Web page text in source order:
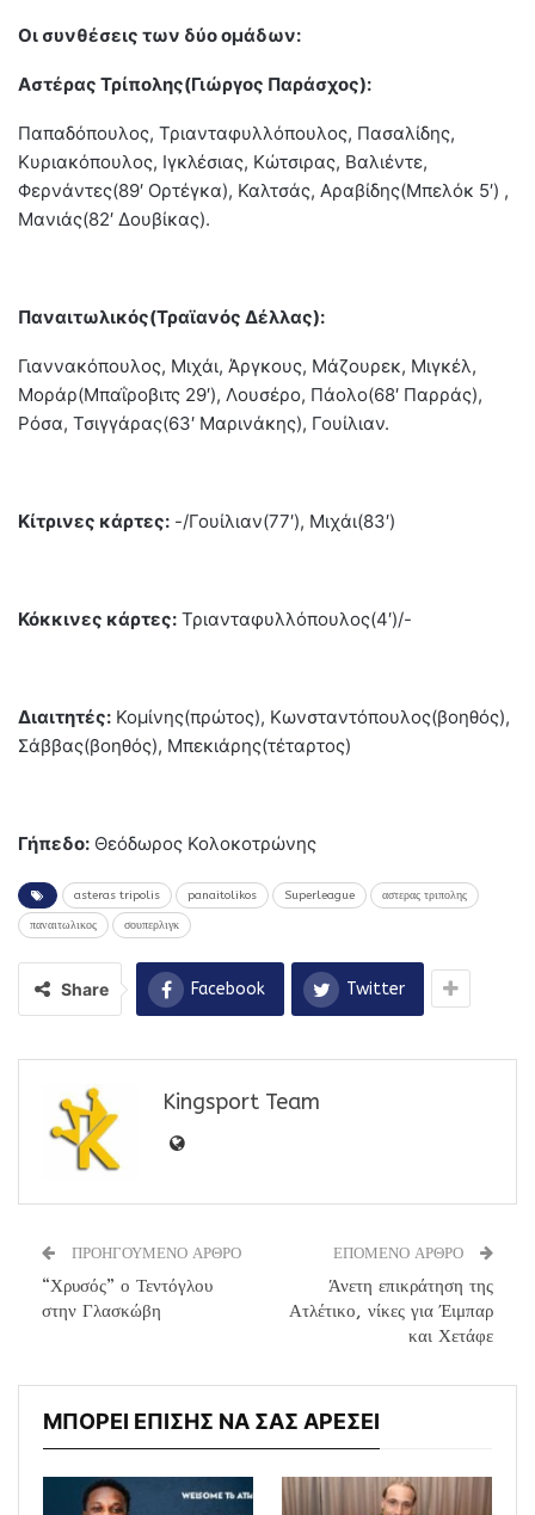
Οι συνθέσεις των δύο ομάδων:
Αστέρας Τρίπολης(Γιώργος Παράσχος):
Παπαδόπουλος, Τριανταφυλλόπουλος, Πασαλίδης,
Κυριακόπουλος, Ιγκλέσιας, Κώτσιρας, Βαλιέντε,
Φερνάντες(89′ Ορτέγκα), Καλτσάς, Αραβίδης(Μπελόκ 5′) ,
Μανιάς(82′ Δουβίκας).
Παναιτωλικός(Τραϊανός Δέλλας):
Γιαννακόπουλος, Μιχάι, Άργκους, Μάζουρεκ, Μιγκέλ,
Μοράρ(Μπαΐροβιτς 29′), Λουσέρο, Πάολο(68′ Παρράς),
Ρόσα, Τσιγγάρας(63′ Μαρινάκης), Γουίλιαν.
Κίτρινες κάρτες: -/Γουίλιαν(77′), Μιχάι(83′)
Κόκκινες κάρτες: Τριανταφυλλόπουλος(4′)/-
Διαιτητές: Κομίνης(πρώτος), Κωνσταντόπουλος(βοηθός),
Σάββας(βοηθός), Μπεκιάρης(τέταρτος)
Γήπεδο: Θεόδωρος Κολοκοτρώνης
asteras tripolis panaitolikos Superleague αστερας τριπολης
παναιτωλικος σουπερλιγκ
Share Facebook Twitter
Kingsport Team
ΠΡΟΗΓΟΥΜΕΝΟ ΑΡΘΡΟ
“Χρυσός” ο Τεντόγλου
στην Γλασκώβη
ΕΠΟΜΕΝΟ ΑΡΘΡΟ
Άνετη επικράτηση της
Ατλέτικο, νίκες για Έιμπαρ
και Χετάφε
ΜΠΟΡΕΙ ΕΠΙΣΗΣ ΝΑ ΣΑΣ ΑΡΕΣΕΙ